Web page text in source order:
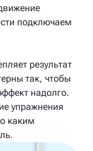
подключаем
результат
так, чтобы
надолго.
упражнения
каким